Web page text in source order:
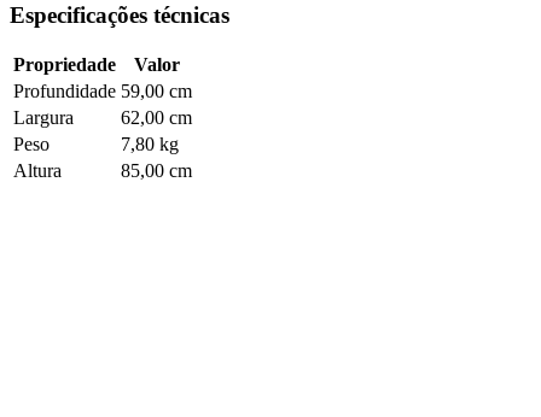
Especificações técnicas
Propriedade
Valor
Profundidade 59,00 cm
Largura
62,00 cm
Peso
7,80 kg
Altura
85,00 cm